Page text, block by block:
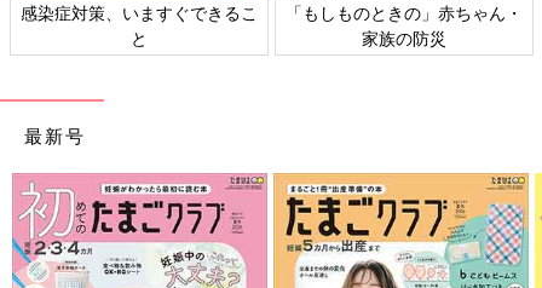
・
日本外来小児科学会リーフレッ
六星占術 細木かおりさんの
相談
最新号